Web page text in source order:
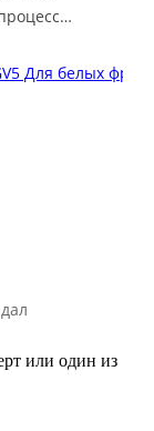
нет совсем.
или один из